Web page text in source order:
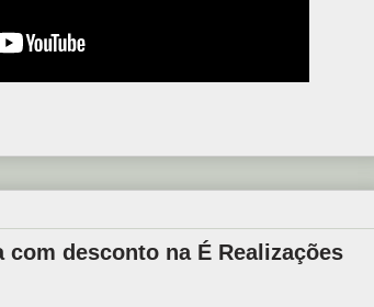
desconto na É Realizações